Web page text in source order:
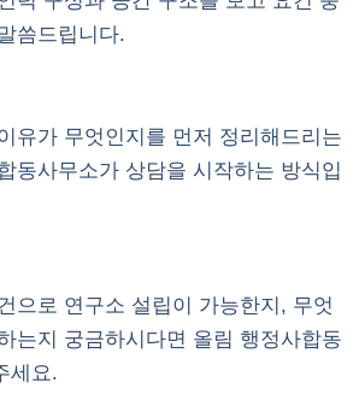
씀드립니다.
유가 무엇인지를 먼저 정리해드리는
동사무소가 상담을 시작하는 방식입
으로 연구소 설립이 가능한지, 무엇
는지 궁금하시다면 올림 행정사합동
세요.